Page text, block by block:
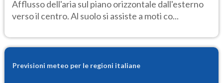
Afflusso dell'aria sul piano orizzontale dall'esterno
verso il centro. Al suolo si assiste a moti co...
Previsioni meteo per le regioni italiane